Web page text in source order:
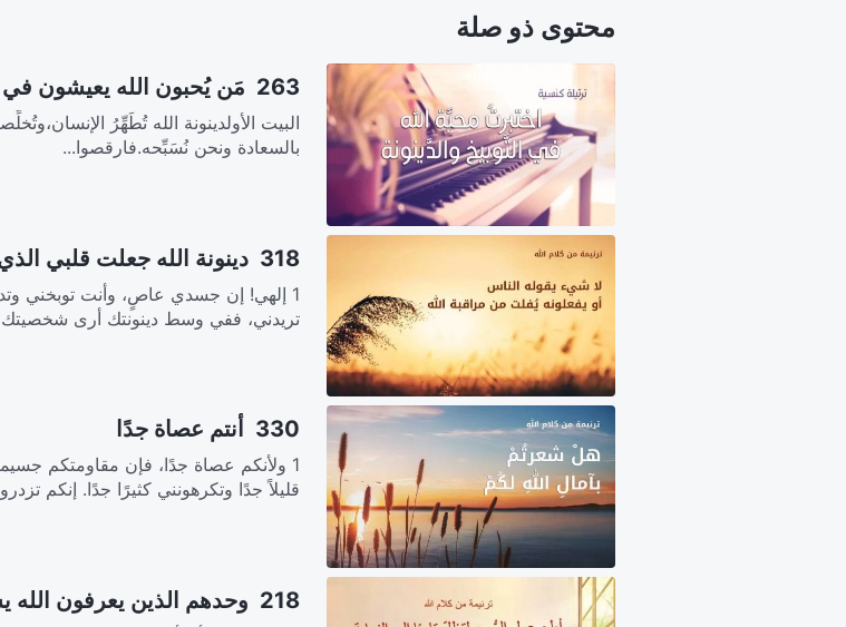
محتوى ذو صلة
263 مَن يُحبون الله يعيشون في النُّور
البيت الأولدينونة الله تُطَهِّرُ
بالسعادة ونحن نُسَبِّحه.فارقصوا...
318 دينونة الله جعلت قلبي الذي يحبّ الله أطهر
1 إلهي! إن جسدي عاصٍ، وأنت توبخني
تريدني، ففي وسط دينونتك أرى
330 أنتم عصاة جدًا
1 ولأنكم عصاة جدًا، فإن مقاومتكم
قليلاً جدًا وتكرهونني كثيرًا جدًا. إنكم
218 وحدهم الذين يعرفون الله يستطيعون أن يشهدوا له